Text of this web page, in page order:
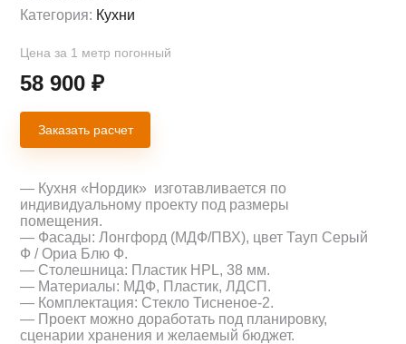
Категория: Кухни
Цена за 1 метр погонный
58 900₽
Заказать расчет
— Кухня «Нордик» изготавливается по
индивидуальному проекту под размеры
помещения.
— Фасады: Лонгфорд (МДФ/ПВХ), цвет Тауп Серый
Ф / Ориа Блю Ф.
— Столешница: Пластик HPL, 38 мм.
— Материалы: МДФ, Пластик, ЛДСП.
— Комплектация: Стекло Тисненое-2.
— Проект можно доработать под планировку,
сценарии хранения и желаемый бюджет.